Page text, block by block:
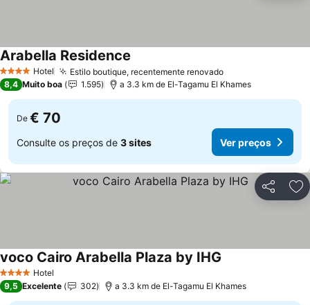
4 EstrelasHotel Estilo boutique, recentemente renovado
Arabella Residence
8,4 Muito boa 1.595 a 3.3 km de El-Tagamu El Khames
De € 70
Consulte os preços de 3 sites Ver preços
Partilhar
4 EstrelasHotel
voco Cairo Arabella Plaza by IHG
9,5 Excelente 302 a 3.3 km de El-Tagamu El Khames